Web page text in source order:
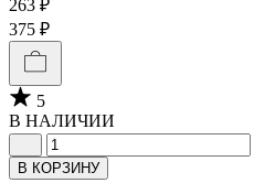
263 ₽
375 ₽
5
В НАЛИЧИИ
В КОРЗИНУ